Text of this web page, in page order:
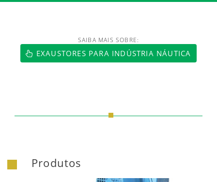
https://www.luftmaxi.com.br/
SAIBA MAIS SOBRE:
EXAUSTORES PARA INDÚSTRIA NÁUTICA
Produtos